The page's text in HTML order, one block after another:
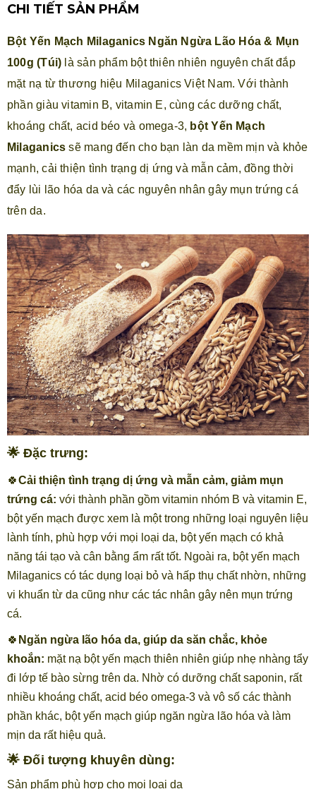
CHI TIẾT SẢN PHẨM
Bột Yến Mạch Milaganics Ngăn Ngừa Lão Hóa & Mụn
100g (Túi) là sản phẩm bột thiên nhiên nguyên chất đắp
mặt nạ từ thương hiệu Milaganics Việt Nam. Với thành
phần giàu vitamin B, vitamin E, cùng các dưỡng chất,
khoáng chất, acid béo và omega-3, bột Yến Mạch
Milaganics sẽ mang đến cho bạn làn da mềm mịn và khỏe
mạnh, cải thiện tình trạng dị ứng và mẫn cảm, đồng thời
đẩy lùi lão hóa da và các nguyên nhân gây mụn trứng cá
trên da.
🌟 Đặc trưng:
🍀Cải thiện tình trạng dị ứng và mẫn cảm, giảm mụn
trứng cá: với thành phần gồm vitamin nhóm B và vitamin E,
bột yến mạch được xem là một trong những loại nguyên liệu
lành tính, phù hợp với mọi loại da, bột yến mạch có khả
năng tái tạo và cân bằng ẩm rất tốt. Ngoài ra, bột yến mạch
Milaganics có tác dụng loại bỏ và hấp thụ chất nhờn, những
vi khuẩn từ da cũng như các tác nhân gây nên mụn trứng
cá.
🍀 Ngăn ngừa lão hóa da, giúp da săn chắc, khỏe
khoắn: mặt nạ bột yến mạch thiên nhiên giúp nhẹ nhàng tẩy
đi lớp tế bào sừng trên da. Nhờ có dưỡng chất saponin, rất
nhiều khoáng chất, acid béo omega-3 và vô số các thành
phần khác, bột yến mạch giúp ngăn ngừa lão hóa và làm
mịn da rất hiệu quả.
🌟 Đối tượng khuyên dùng:
Sản phẩm phù hợp cho mọi loại da